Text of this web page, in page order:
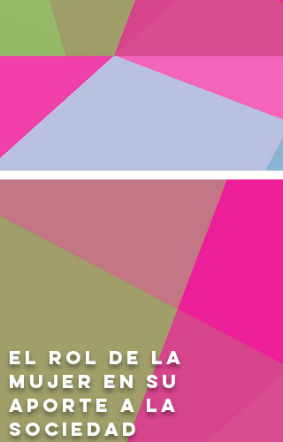
EL ROL DE LA
MUJER EN SU
APORTE A LA
SOCIEDAD